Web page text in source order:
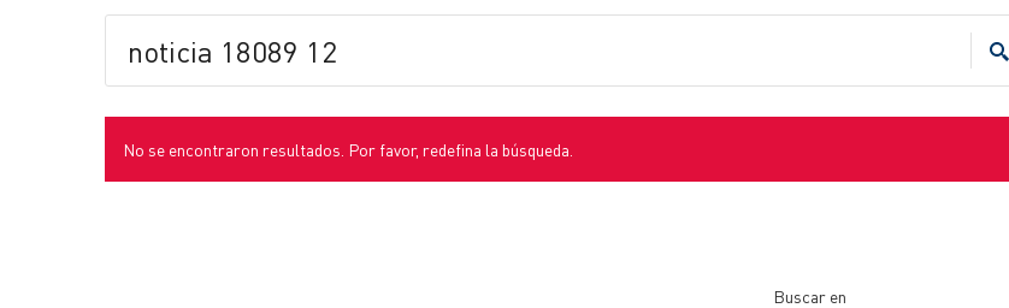
No se encontraron resultados. Por favor, redefina la búsqueda.
Buscar en